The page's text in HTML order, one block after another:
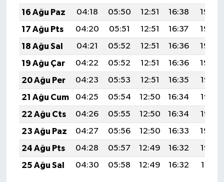
16 Ağu Paz
04:18 05:50 12:51 16:38
19:43
17 Ağu Pts
04:20 05:51 12:51 16:37
19:42
18 Ağu Sal
04:21 05:52 12:51 16:36
19:40
19 Ağu Çar
04:22 05:52 12:51 16:36
19:39
20 Ağu Per
04:23 05:53 12:51 16:35
19:38
21 Ağu Cum
04:25 05:54 12:50 16:34
19:36
22 Ağu Cts
04:26 05:55 12:50 16:34
19:35
23 Ağu Paz
04:27 05:56 12:50 16:33
19:34
24 Ağu Pts
04:28 05:57 12:49 16:32
19:32
25 Ağu Sal
04:30 05:58 12:49 16:32 19:31